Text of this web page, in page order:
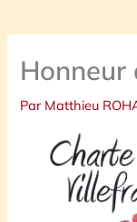
Honneur
Par Matthieu